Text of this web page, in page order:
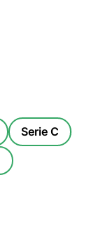
Serie C